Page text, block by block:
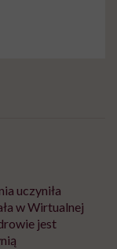
uczyniła
w Wirtualnej
jest